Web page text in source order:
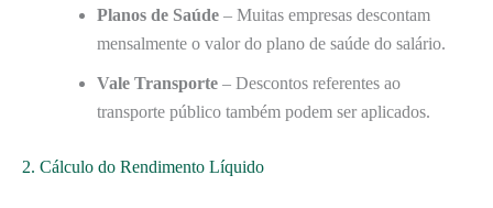
Planos de Saúde – Muitas empresas descontam
mensalmente o valor do plano de saúde do salário.
Vale Transporte – Descontos referentes ao
transporte público também podem ser aplicados.
2. Cálculo do Rendimento Líquido